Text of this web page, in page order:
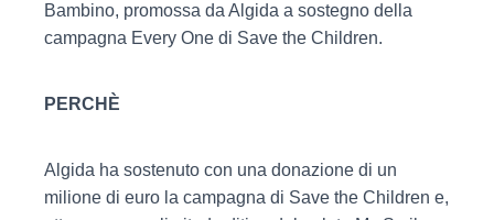
Bambino, promossa da Algida a sostegno della
campagna Every One di Save the Children.
PERCHÈ
Algida ha sostenuto con una donazione di un
milione di euro la campagna di Save the Children e,